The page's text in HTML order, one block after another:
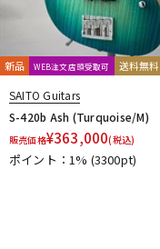
管楽器
アンプ
新品 WEB注文店頭受取可 送料無料
SAITO Guitars
S-420b Ash (Turquoise/M)
販売価格¥363,000(税込)
ポイント：1% (3300pt)